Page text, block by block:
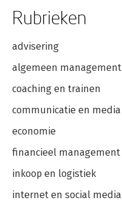
Rubrieken
advisering
algemeen management
coaching en trainen
communicatie en media
economie
financieel management
inkoop en logistiek
internet en social media